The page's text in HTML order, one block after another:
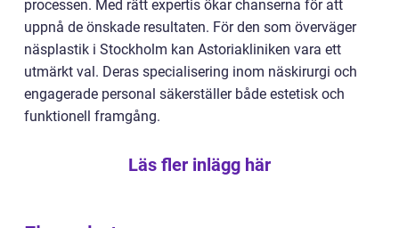
processen. Med rätt expertis ökar chanserna för att
uppnå de önskade resultaten. För den som överväger
näsplastik i Stockholm kan Astoriakliniken vara ett
utmärkt val. Deras specialisering inom näskirurgi och
engagerade personal säkerställer både estetisk och
funktionell framgång.
Läs fler inlägg här